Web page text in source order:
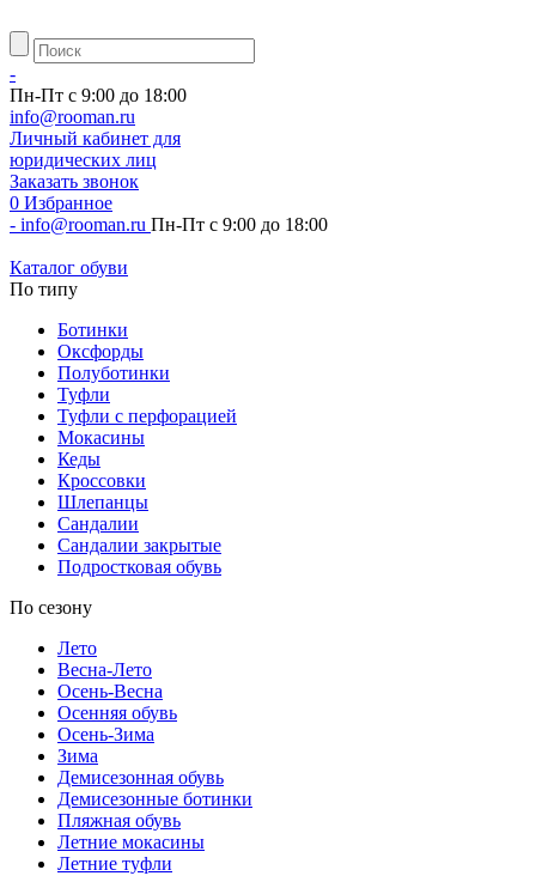
-
Пн-Пт с 9:00 до 18:00
info@rooman.ru
Личный кабинет для
юридических лиц
Заказать звонок
0 Избранное
- info@rooman.ru Пн-Пт с 9:00 до 18:00
Каталог обуви
По типу
Ботинки
Оксфорды
Полуботинки
Туфли
Туфли с перфорацией
Мокасины
Кеды
Кроссовки
Шлепанцы
Сандалии
Сандалии закрытые
Подростковая обувь
По сезону
Лето
Весна-Лето
Осень-Весна
Осенняя обувь
Осень-Зима
Зима
Демисезонная обувь
Демисезонные ботинки
Пляжная обувь
Летние мокасины
Летние туфли